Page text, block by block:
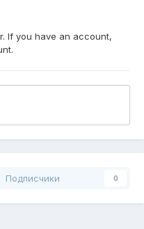
If you have an account,
Подписчики 0